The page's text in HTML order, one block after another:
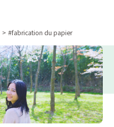
#fabrication du papier